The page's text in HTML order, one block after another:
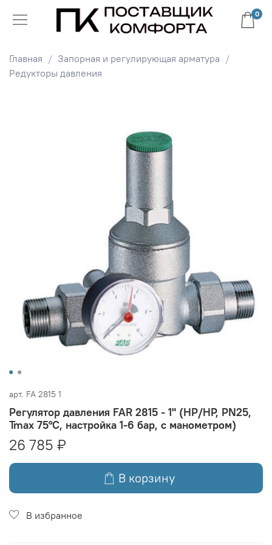
0
Главная
Запорная и регулирующая арматура
Редукторы давления
арт. FA 2815 1
Регулятор давления FAR 2815 - 1" (НР/НР, PN25,
Tmax 75°C, настройка 1-6 бар, с манометром)
26 785 ₽
В корзину
В избранное